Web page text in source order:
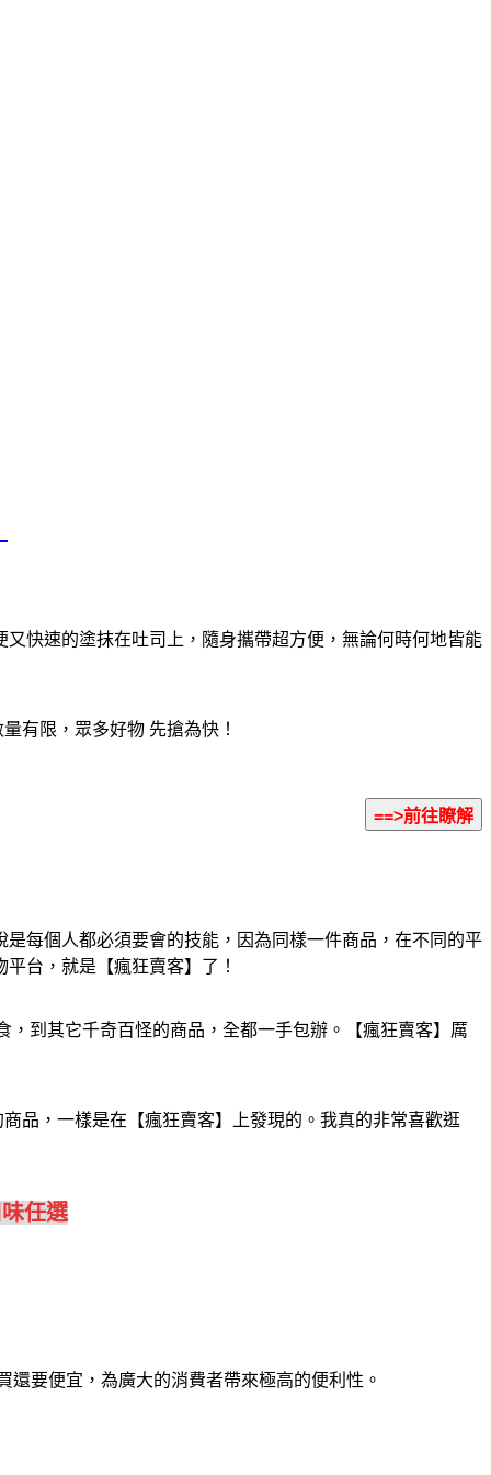
快速的塗抹在吐司上，隨身攜帶超方便，無論何時何地皆能
有限，眾多好物 先搶為快！
每個人都必須要會的技能，因為同樣一件商品，在不同的平
台，就是【瘋狂賣客】了！
，到其它千奇百怪的商品，全都一手包辦。【瘋狂賣客】厲
品，一樣是在【瘋狂賣客】上發現的。我真的非常喜歡逛
任選
要便宜，為廣大的消費者帶來極高的便利性。